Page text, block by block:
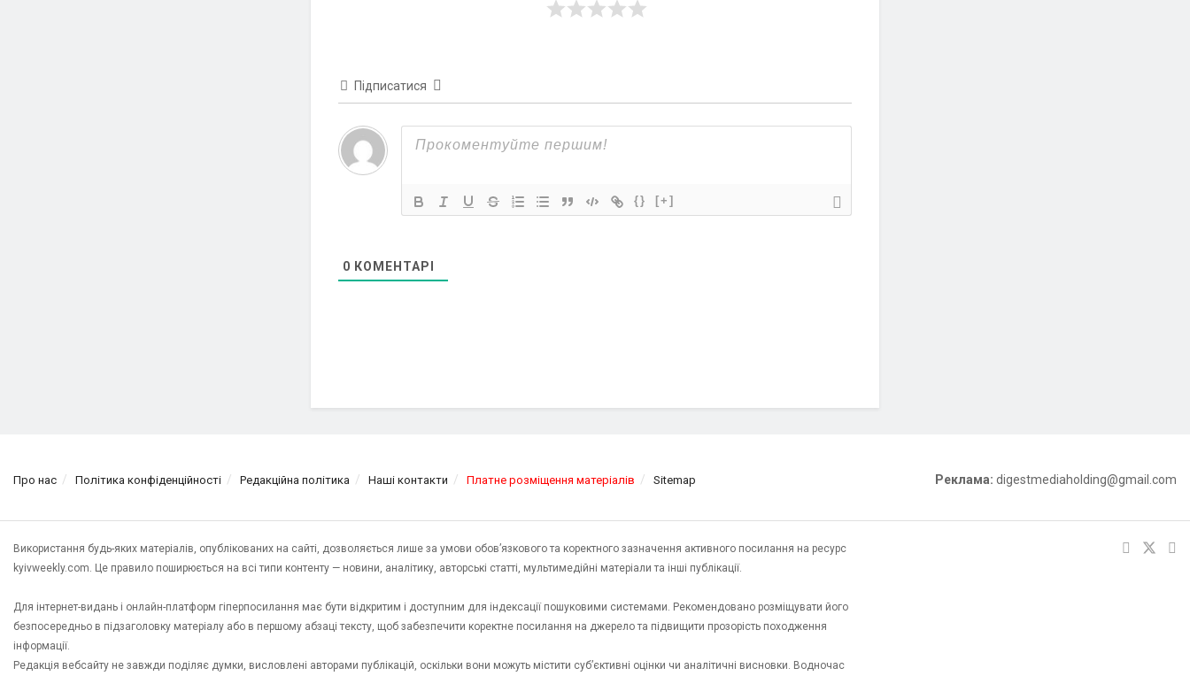
Підписатися
{} [+]
0 КОМЕНТАРІ
Про нас Політика конфіденційності Редакційна політика Наші контакти Платне розміщення матеріалів Sitemap Реклама: digestmediaholding@gmail.com
Використання будь-яких матеріалів, опублікованих на сайті, дозволяється лише за умови обов’язкового та коректного зазначення активного посилання на ресурс
kyivweekly.com. Це правило поширюється на всі типи контенту — новини, аналітику, авторські статті, мультимедійні матеріали та інші публікації.
Для інтернет-видань і онлайн-платформ гіперпосилання має бути відкритим і доступним для індексації пошуковими системами. Рекомендовано розміщувати його
безпосередньо в підзаголовку матеріалу або в першому абзаці тексту, щоб забезпечити коректне посилання на джерело та підвищити прозорість походження
інформації.
Редакція вебсайту не завжди поділяє думки, висловлені авторами публікацій, оскільки вони можуть містити суб’єктивні оцінки чи аналітичні висновки. Водночас